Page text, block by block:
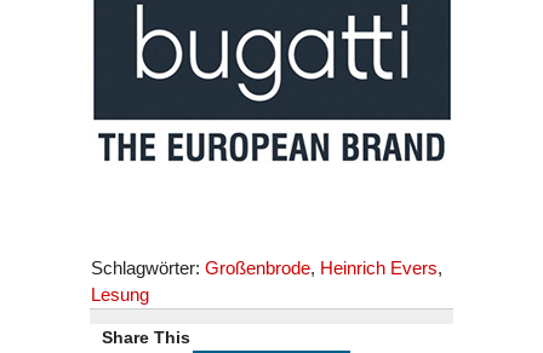
Schlagwörter: Großenbrode, Heinrich Evers,
Lesung
Share This